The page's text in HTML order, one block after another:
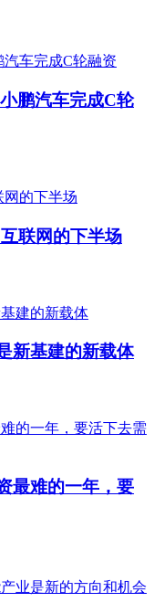
鹏汽车完成C轮
联网的下半场
新基建的新载体
最难的一年，要